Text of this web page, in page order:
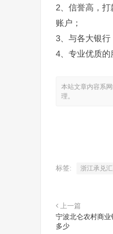
2、信誉高，
账户；
3、与各大银行
4、专业优质的
本站文章内容系
理。
标签: 浙江承兑
上一篇
宁波北仑农村商
多少